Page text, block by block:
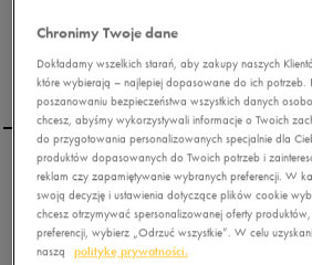
NIKE T-SHIRT SWOOSH
PRINT SS TEE
0.0(0)
Chronimy Twoje dane
Dokładamy wszelkich starań, aby zakupy naszych
które wybierają – najlepiej dopasowane do ich potrzeb.
poszanowaniu bezpieczeństwa wszystkich danych
chcesz, abyśmy wykorzystywali informacje o Twoich
do przygotowania personalizowanych specjalnie dla
produktów dopasowanych do Twoich potrzeb i
reklam czy zapamiętywanie wybranych preferencji. W
swoją decyzję i ustawienia dotyczące plików cookie
chcesz otrzymywać spersonalizowanej oferty
preferencji, wybierz „Odrzuć wszystkie”. W celu
naszą
politykę prywatności.